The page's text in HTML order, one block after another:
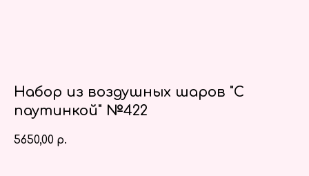
Набор из воздушных шаров "С
паутинкой" №422
5650,00 р.